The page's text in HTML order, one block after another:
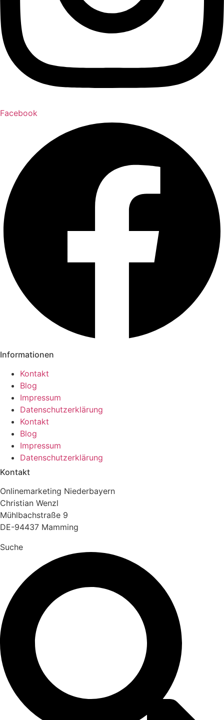
Facebook
Informationen
Kontakt
Blog
Impressum
Datenschutzerklärung
Kontakt
Blog
Impressum
Datenschutzerklärung
Kontakt
Onlinemarketing Niederbayern
Christian Wenzl
Mühlbachstraße 9
DE-94437 Mamming
Suche